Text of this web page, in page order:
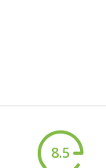
8.5